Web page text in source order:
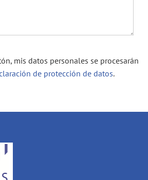
mis datos personales se procesarán
de protección de datos.